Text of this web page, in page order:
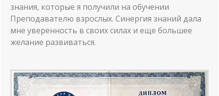
знания, которые я получили на обучении
Преподавателю взрослых. Синергия знаний дала
мне уверенность в своих силах и еще большее
желание развиваться.